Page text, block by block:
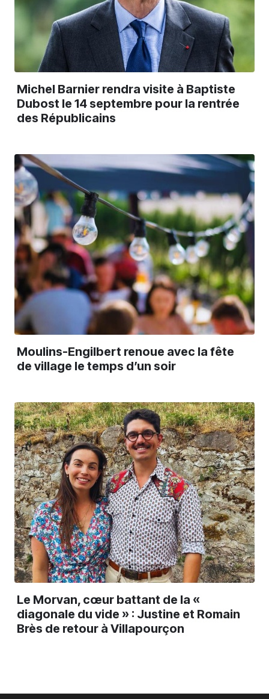
Michel Barnier rendra visite à Baptiste
Dubost le 14 septembre pour la rentrée
des Républicains
Moulins-Engilbert renoue avec la fête
de village le temps d’un soir
Le Morvan, cœur battant de la «
diagonale du vide » : Justine et Romain
Brès de retour à Villapourçon